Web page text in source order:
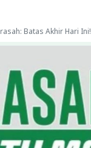
Batas Akhir Hari Ini!